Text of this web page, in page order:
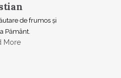
de frumos și
Pământ.
More